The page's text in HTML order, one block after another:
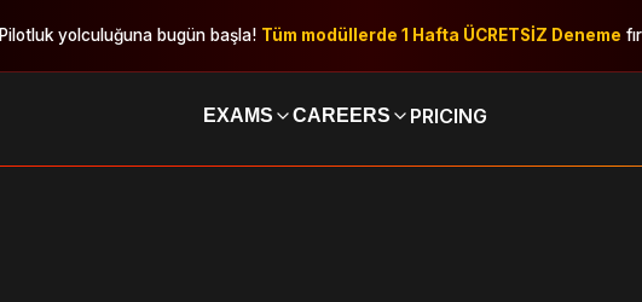
Pilotluk yolculuğuna bugün başla! Tüm modüllerde 1 Hafta ÜCRETSİZ Deneme
EXAMS CAREERS PRICING